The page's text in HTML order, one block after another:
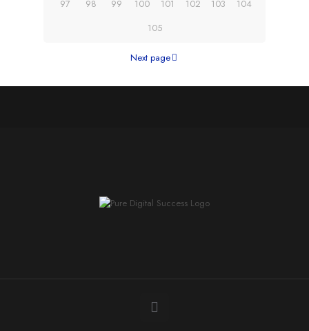
97
98 99 100 101 102 103
104
105
Next page